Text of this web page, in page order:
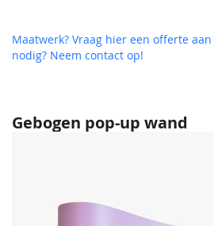
Gebogen pop-up wand
Maatwerk? Vraag hier een offerte aan
nodig? Neem contact op!